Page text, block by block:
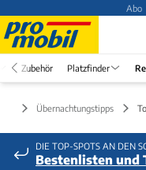
Abo
Zubehör Platzfinder
Übernachtungstipps
DIE TOP-SPOTS AN DEN
Bestenlisten und